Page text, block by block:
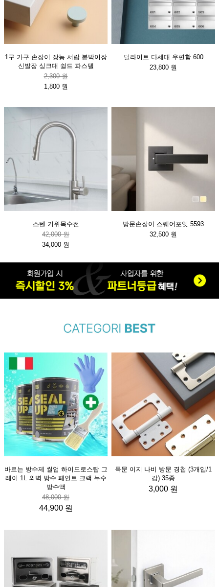
1구 가구 손잡이 장농 서랍 붙박이장
신발장 싱크대 쉴드 파스텔
2,300 원
1,800 원
딜라이트 다세대 우편함 600
23,800 원
스텐 거위목수전
42,000 원
34,000 원
방문손잡이 스퀘어포잇 5593
32,500 원
바르는 방수제 씰업 하이드로스탑 그
레이 1L 외벽 방수 페인트 크랙 누수
방수액
48,000 원
44,900 원
목문 이지 나비 방문 경첩 (3개입/1
갑) 35종
3,000 원